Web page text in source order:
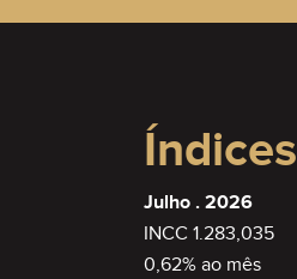
Índices
Julho . 2026
INCC 1.283,035
0,62% ao mês